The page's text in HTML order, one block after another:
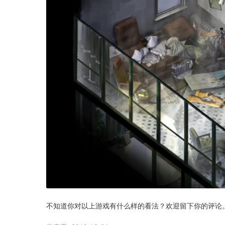
不知道你对以上游戏有什么样的看法？欢迎留下你的评论